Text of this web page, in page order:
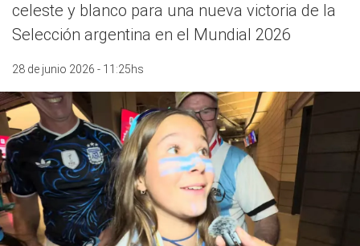
celeste y blanco para una nueva victoria de la
Selección argentina en el Mundial 2026
28 de junio 2026 - 11:25hs